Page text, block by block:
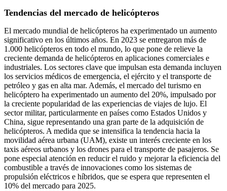
Tendencias del mercado de helicópteros
El mercado mundial de helicópteros ha experimentado un aumento
significativo en los últimos años. En 2023 se entregaron más de
1.000 helicópteros en todo el mundo, lo que pone de relieve la
creciente demanda de helicópteros en aplicaciones comerciales e
industriales. Los sectores clave que impulsan esta demanda incluyen
los servicios médicos de emergencia, el ejército y el transporte de
petróleo y gas en alta mar. Además, el mercado del turismo en
helicóptero ha experimentado un aumento del 20%, impulsado por
la creciente popularidad de las experiencias de viajes de lujo. El
sector militar, particularmente en países como Estados Unidos y
China, sigue representando una gran parte de la adquisición de
helicópteros. A medida que se intensifica la tendencia hacia la
movilidad aérea urbana (UAM), existe un interés creciente en los
taxis aéreos urbanos y los drones para el transporte de pasajeros. Se
pone especial atención en reducir el ruido y mejorar la eficiencia del
combustible a través de innovaciones como los sistemas de
propulsión eléctricos e híbridos, que se espera que representen el
10% del mercado para 2025.